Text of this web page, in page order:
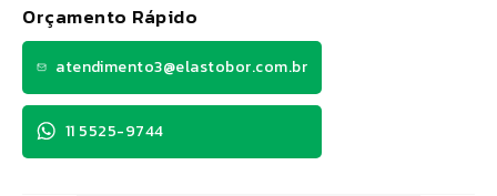
Orçamento Rápido
atendimento3@elastobor.com.br
11 5525-9744